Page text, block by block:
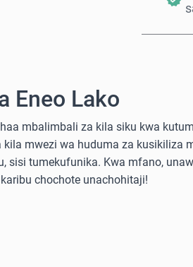
Eneo Lako
mbalimbali za kila siku kwa
mwezi wa huduma za kusikiliza
tumekufunika. Kwa mfano,
chochote unachohitaji!